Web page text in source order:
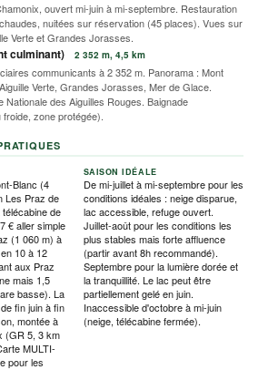
ouvert mi-juin à mi-septembre. Restauration
nuitées sur réservation (45 places). Vues sur
Verte et Grandes Jorasses.
culminant) 2 352 m, 4,5 km
communicants à 2 352 m. Panorama : Mont
Verte, Grandes Jorasses, Mer de Glace.
Nationale des Aiguilles Rouges. Baignade
zone protégée).
Blanc (4
Les Praz de
de
€ aller simple
(1 060 m) à
10 à 12
aux Praz
mais 1,5
basse). La
fin juin à fin
montée à
(GR 5, 3 km
MULTI-
pour les
SAISON IDÉALE
De mi-juillet à mi-septembre pour les
conditions idéales : neige disparue,
lac accessible, refuge ouvert.
Juillet-août pour les conditions les
plus stables mais forte affluence
(partir avant 8h recommandé).
Septembre pour la lumière dorée et
la tranquillité. Le lac peut être
partiellement gelé en juin.
Inaccessible d'octobre à mi-juin
(neige, télécabine fermée).